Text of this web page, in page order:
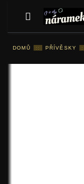
DOMŮ :: PŘÍVĚSKY